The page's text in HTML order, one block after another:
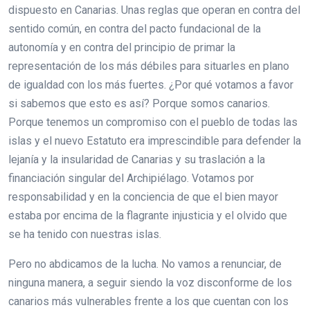
dispuesto en Canarias. Unas reglas que operan en contra del
sentido común, en contra del pacto fundacional de la
autonomía y en contra del principio de primar la
representación de los más débiles para situarles en plano
de igualdad con los más fuertes. ¿Por qué votamos a favor
si sabemos que esto es así? Porque somos canarios.
Porque tenemos un compromiso con el pueblo de todas las
islas y el nuevo Estatuto era imprescindible para defender la
lejanía y la insularidad de Canarias y su traslación a la
financiación singular del Archipiélago. Votamos por
responsabilidad y en la conciencia de que el bien mayor
estaba por encima de la flagrante injusticia y el olvido que
se ha tenido con nuestras islas.
Pero no abdicamos de la lucha. No vamos a renunciar, de
ninguna manera, a seguir siendo la voz disconforme de los
canarios más vulnerables frente a los que cuentan con los